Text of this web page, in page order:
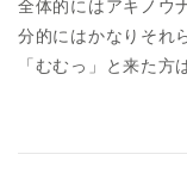
全体的にはアキノウ
分的にはかなりそれ
「むむっ」と来た方